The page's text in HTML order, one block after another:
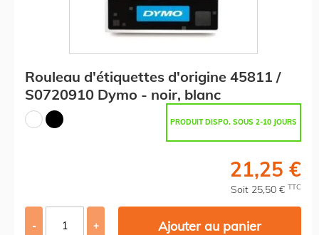
Rouleau d'étiquettes d'origine 45811 /
S0720910 Dymo - noir, blanc
PRODUIT DISPO. SOUS 2-10 JOURS
21,25 €
Soit 25,50 € TTC
- + Ajouter au panier